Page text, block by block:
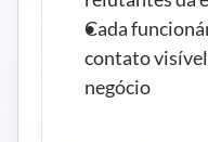
Cada
contato visível
negócio